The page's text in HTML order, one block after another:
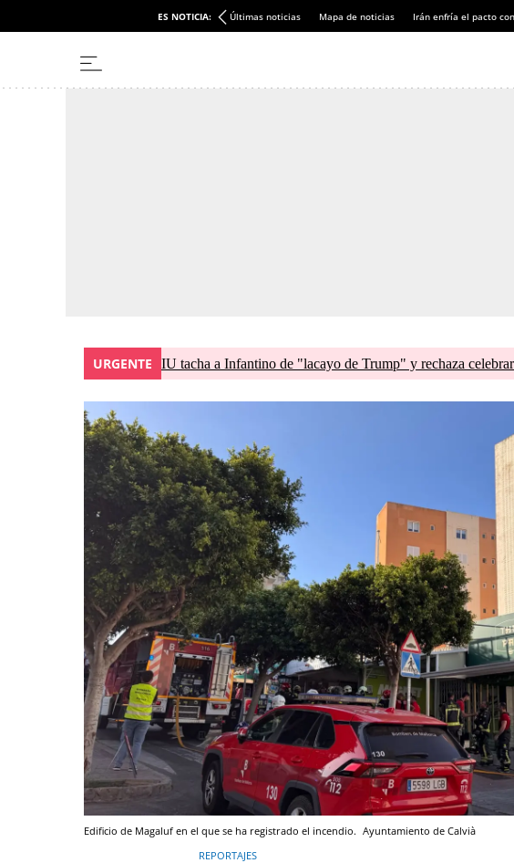
ES NOTICIA: Últimas noticias Mapa de noticias Irán enfría el pacto
URGENTE IU tacha a Infantino de "lacayo de Trump" y rechaza
Edificio de Magaluf en el que se ha registrado el incendio. Ayuntamiento de Calvià
REPORTAJES